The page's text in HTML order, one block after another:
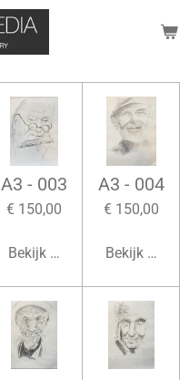
A3 - 003
€ 150,00
Bekijk details
A3 - 004
€ 150,00
Bekijk details